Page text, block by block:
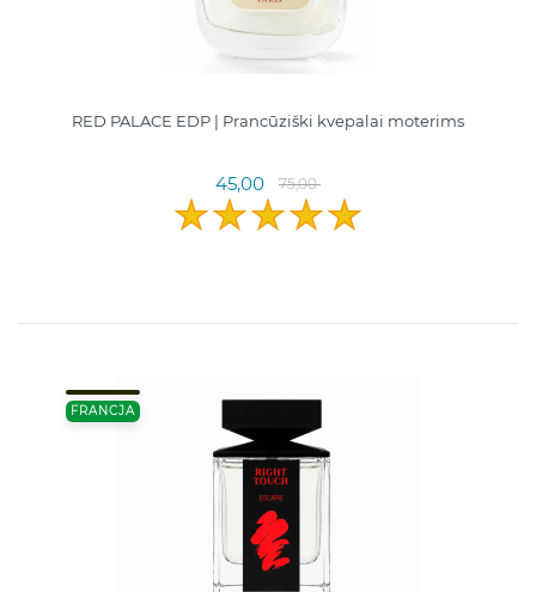
RED PALACE EDP | Prancūziški kvepalai moterims
45,00 75,00
FRANCJA